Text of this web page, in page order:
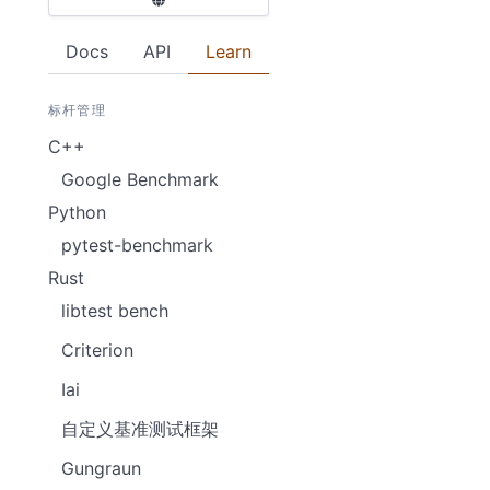
Docs API Learn
标杆管理
C++
Google Benchmark
Python
pytest-benchmark
Rust
libtest bench
Criterion
Iai
自定义基准测试框架
Gungraun